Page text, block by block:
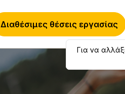
Διαθέσιμες θέσεις εργασίας
Hola,
Για να